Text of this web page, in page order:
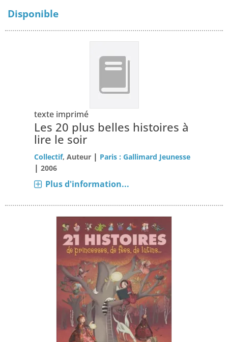
Disponible
texte imprimé
Les 20 plus belles histoires à
lire le soir
Collectif, Auteur | Paris : Gallimard Jeunesse
|2006
Plus d'information...